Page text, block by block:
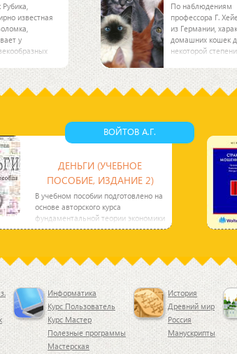
Рубика,
известная
у
отчаяния.
в
По наблюдениям
профессора Г.
из Германии,
домашних кошек
некоторой степени
Черные кошки
нервны,
чувствительны,
ласкам.
ВОЙТОВ А.Г.
ДЕНЬГИ (УЧЕБНОЕ
ПОСОБИЕ, ИЗДАНИЕ 2)
В учебном пособии подготовлено на
основе авторского курса
фундаментальной теории экономики
и самоучителя мышления
Информатика
Курс Пользователь
Курс Мастер
Полезные программы
Мастерская
История
Древний мир
Россия
Манускрипты